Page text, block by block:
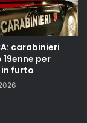
carabinieri
per
furto